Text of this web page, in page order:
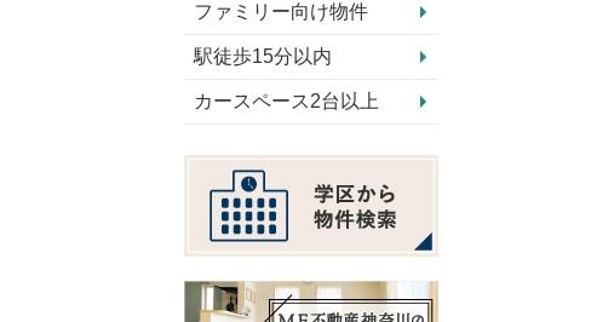
ファミリー向け物件
駅徒歩15分以内
カースペース2台以上